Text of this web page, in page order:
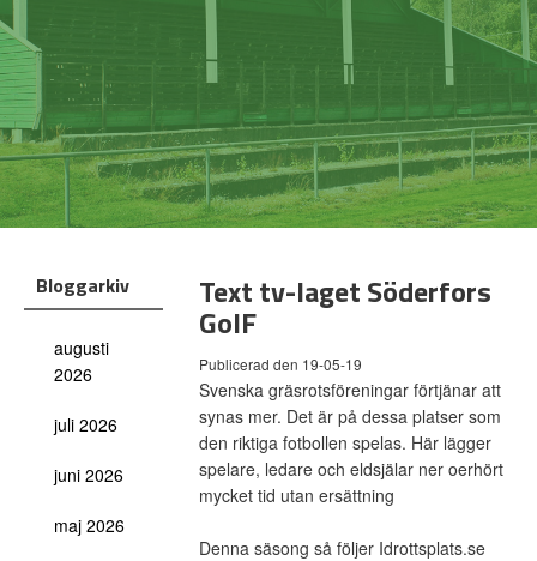
Bloggarkiv
augusti
2026
juli 2026
juni 2026
maj 2026
Text tv-laget Söderfors
GoIF
Publicerad den 19-05-19
Svenska gräsrotsföreningar förtjänar att
synas mer. Det är på dessa platser som
den riktiga fotbollen spelas. Här lägger
spelare, ledare och eldsjälar ner oerhört
mycket tid utan ersättning
Denna säsong så följer Idrottsplats.se